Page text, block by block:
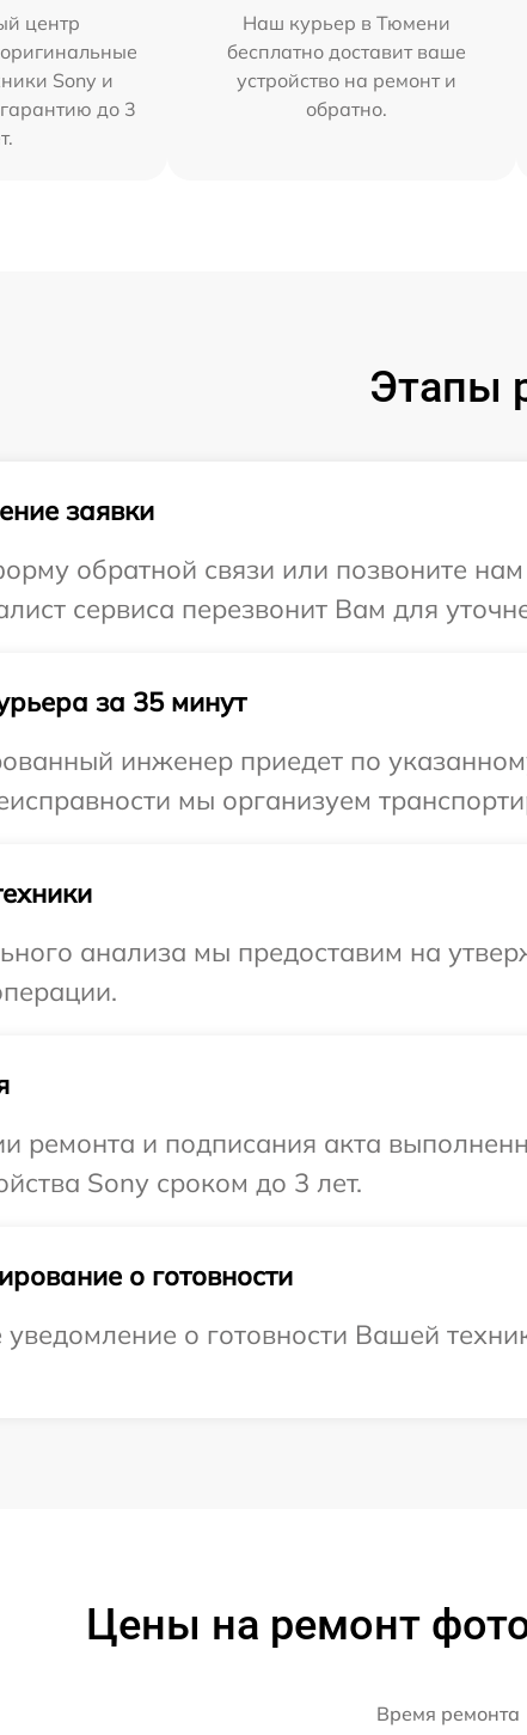
центр
Sony и
до 3
Наш курьер в Тюмени
бесплатно доставит ваше
устройство на ремонт и
обратно.
Этапы
заявки
обратной связи или позвоните
сервиса перезвонит Вам для
за 35 минут
инженер приедет по
мы организуем
анализа мы предоставим на
ремонта и подписания акта
Sony сроком до 3 лет.
о готовности
о готовности Вашей
Цены на ремонт
Время ремонта